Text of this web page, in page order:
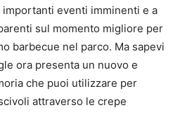
eventi imminenti e a
sul momento migliore per
barbecue nel parco. Ma sapevi
ora presenta un nuovo e
che puoi utilizzare per
attraverso le crepe